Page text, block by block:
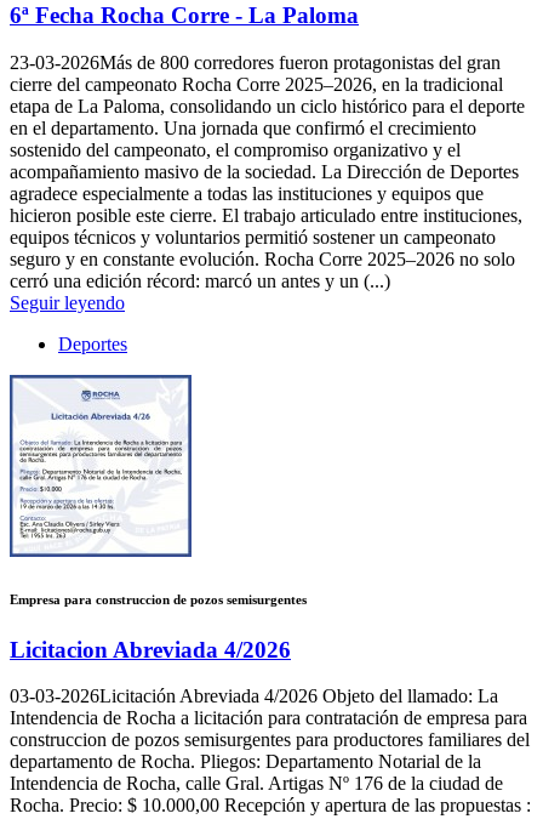
6ª Fecha Rocha Corre - La Paloma
23-03-2026Más de 800 corredores fueron protagonistas del gran
cierre del campeonato Rocha Corre 2025–2026, en la tradicional
etapa de La Paloma, consolidando un ciclo histórico para el deporte
en el departamento. Una jornada que confirmó el crecimiento
sostenido del campeonato, el compromiso organizativo y el
acompañamiento masivo de la sociedad. La Dirección de Deportes
agradece especialmente a todas las instituciones y equipos que
hicieron posible este cierre. El trabajo articulado entre instituciones,
equipos técnicos y voluntarios permitió sostener un campeonato
seguro y en constante evolución. Rocha Corre 2025–2026 no solo
cerró una edición récord: marcó un antes y un (...)
Seguir leyendo
Deportes
Empresa para construccion de pozos semisurgentes
Licitacion Abreviada 4/2026
03-03-2026Licitación Abreviada 4/2026 Objeto del llamado: La
Intendencia de Rocha a licitación para contratación de empresa para
construccion de pozos semisurgentes para productores familiares del
departamento de Rocha. Pliegos: Departamento Notarial de la
Intendencia de Rocha, calle Gral. Artigas Nº 176 de la ciudad de
Rocha. Precio: $ 10.000,00 Recepción y apertura de las propuestas :